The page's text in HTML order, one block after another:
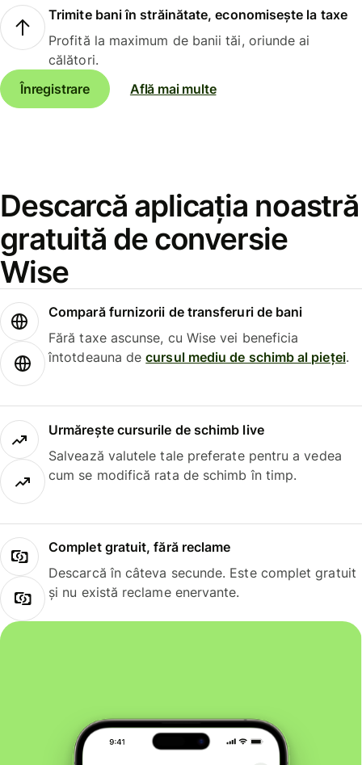
Trimite bani în străinătate, economisește la taxe
Profită la maximum de banii tăi, oriunde ai
călători.
Înregistrare
Află mai multe
Descarcă aplicația noastră
gratuită de conversie
Wise
Compară furnizorii de transferuri de bani
Fără taxe ascunse, cu Wise vei beneficia
întotdeauna decursul mediu de schimb al pieței.
Urmărește cursurile de schimb live
Salvează valutele tale preferate pentru a vedea
cum se modifică rata de schimb în timp.
Complet gratuit, fără reclame
Descarcă în câteva secunde. Este complet gratuit
și nu există reclame enervante.